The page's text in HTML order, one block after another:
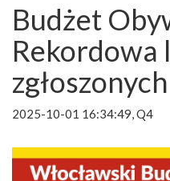
Budżet
Rekordowa
2025-10-01 16:34:49, Q4